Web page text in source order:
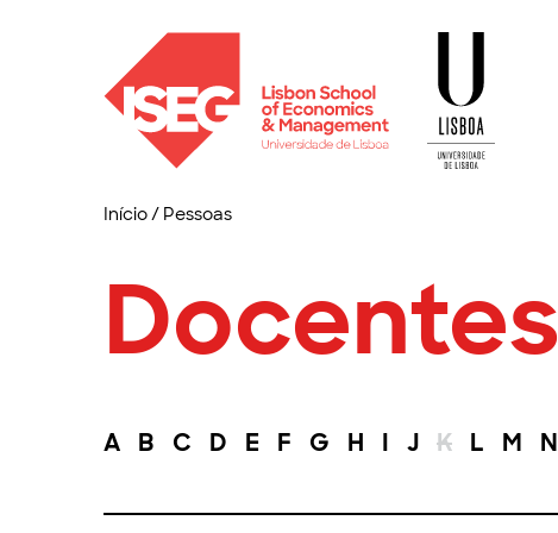
Início/ Pessoas
Docentes
A B C D E F G H I J K L M N